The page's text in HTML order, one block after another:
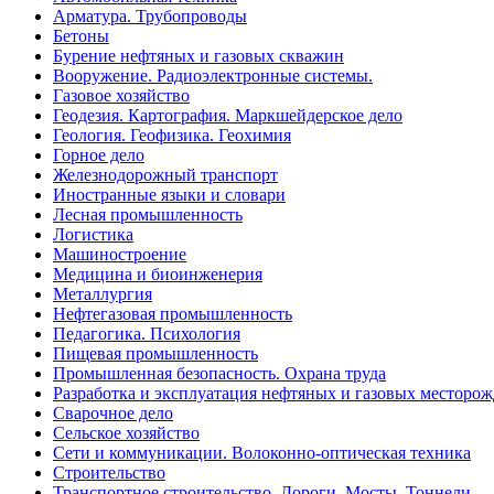
Арматура. Трубопроводы
Бетоны
Бурение нефтяных и газовых скважин
Вооружение. Радиоэлектронные системы.
Газовое хозяйство
Геодезия. Картография. Маркшейдерское дело
Геология. Геофизика. Геохимия
Горное дело
Железнодорожный транспорт
Иностранные языки и словари
Лесная промышленность
Логистика
Машиностроение
Медицина и биоинженерия
Металлургия
Нефтегазовая промышленность
Педагогика. Психология
Пищевая промышленность
Промышленная безопасность. Охрана труда
Разработка и эксплуатация нефтяных и газовых
Сварочное дело
Сельское хозяйство
Сети и коммуникации. Волоконно-оптическая техника
Строительство